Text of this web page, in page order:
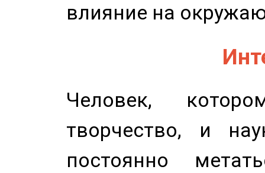
влияние на
Человек,
творчество, и
постоянно